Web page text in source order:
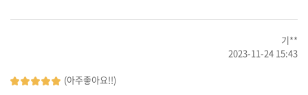
기**
2023-11-24 15:43
(아주좋아요!!)